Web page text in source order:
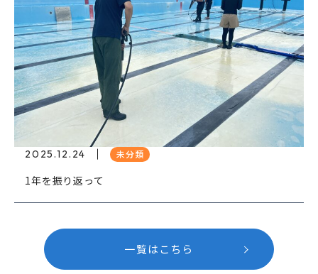
2025.12.24 未分類
1年を振り返って
一覧はこちら